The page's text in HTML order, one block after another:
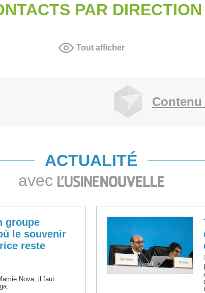
PAR DIRECTION
Tout afficher
ACTUALITÉ
avec
groupe
le souvenir
reste
Nova, il faut